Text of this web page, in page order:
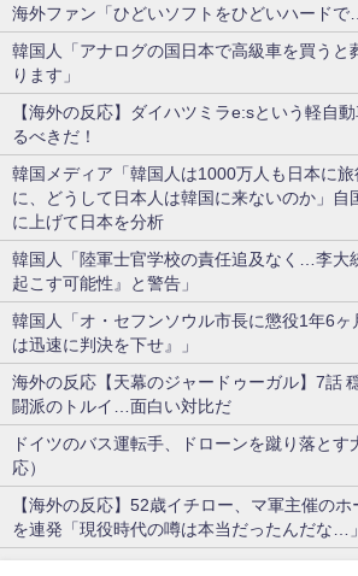
海外ファン「ひどいソフトをひどいハードで
韓国人「アナログの国日本で高級車を買うと
ります」
【海外の反応】ダイハツミラe:sという軽自
るべきだ！
韓国メディア「韓国人は1000万人も日本に
に、どうして日本人は韓国に来ないのか」自
に上げて日本を分析
韓国人「陸軍士官学校の責任追及なく…李大
起こす可能性』と警告」
韓国人「オ・セフンソウル市長に懲役1年6ヶ
は迅速に判決を下せ』」
海外の反応【天幕のジャードゥーガル】7話
闘派のトルイ…面白い対比だ
ドイツのバス運転手、ドローンを蹴り落とす
応）
【海外の反応】52歳イチロー、マ軍主催のホ
を連発「現役時代の噂は本当だったんだな…」